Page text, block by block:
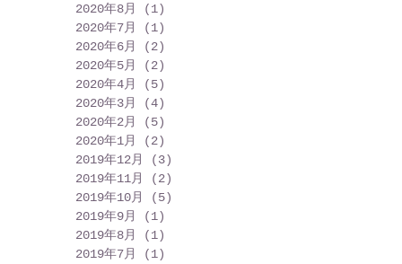
2020年8月
(1)
2020年7月
(1)
2020年6月
(2)
2020年5月
(2)
2020年4月
(5)
2020年3月
(4)
2020年2月
(5)
2020年1月
(2)
2019年12月
(3)
2019年11月
(2)
2019年10月
(5)
2019年9月
(1)
2019年8月
(1)
2019年7月
(1)